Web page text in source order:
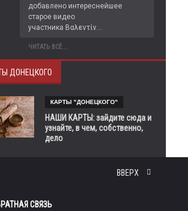
добавлено интереснейшее
старое видео
участника Βαλεντίν...
ЧИТАТЬ ВСЁ...
ДОНЕЦКОГО
КАРТЫ "ДОНЕЦКОГО"
НАШИ КАРТЫ: зайдите сюда и
узнайте, в чем, собственно,
дело
ВВЕРХ
СВЯЗЬ